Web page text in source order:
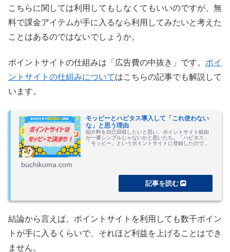
こちらに関しては利用してもしなくてもいいのですが、無
料で課金アイテムが手に入るなら利用してみたいと考えた
ことはあるのではないでしょうか。
ポイントサイトの仕組みは「広告費の中抜き」です。 ポイ
ントサイトの仕組みについてはこちらの記事でも解説して
います。
モッピーとハピタス導入して「これ使わない
な」と思う理由
紹介料を自己回収したいと思い、ポイントサイト経由
が一番シンプルじゃないかと思いたち。「ハピタス」
「モッピー」というポイントサイトに登録したので比
buchikuma.com
結論から言えば、ポイントサイトを利用しても数千ポイン
トが手に入るくらいで、それほど利益を上げることはでき
ません。